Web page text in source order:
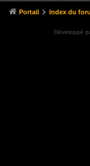
Portail Index du
Développé